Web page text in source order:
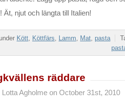
Ät, njut och längta till Italien!
Kött, Köttfärs, Lamm, Mat, pasta
räddare
Agholme on October 31st, 2010